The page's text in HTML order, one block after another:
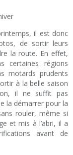
il est donc
de sortir leurs
la route. En effet,
certaines régions
motards prudents
à la belle saison
il ne suffit pas
la démarrer pour la
rouler, même si
et mis à l’abri, il a
avant de